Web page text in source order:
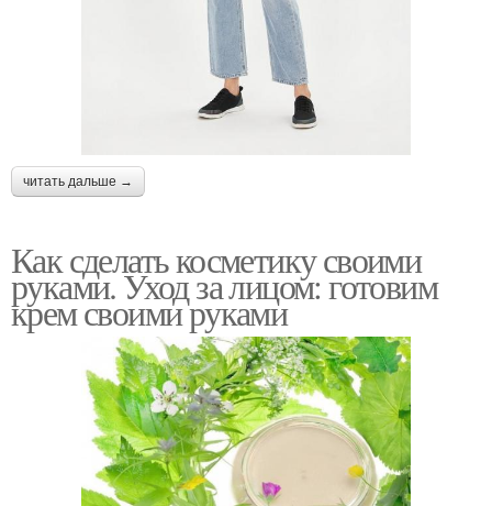
читать дальше →
Как сделать косметику своими
руками. Уход за лицом: готовим
крем своими руками